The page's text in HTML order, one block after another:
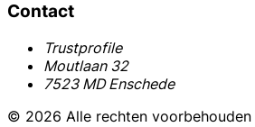
Contact
Trustprofile
Moutlaan 32
7523 MD Enschede
© 2026 Alle rechten voorbehouden